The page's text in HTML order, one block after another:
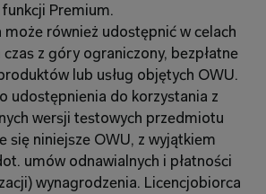
Premium.
może również udostępnić w celach
z góry ograniczony, bezpłatne
lub usług objętych OWU.
udostępnienia do korzystania z
wersji testowych przedmiotu
się niniejsze OWU, z wyjątkiem
umów odnawialnych i płatności
wynagrodzenia. Licencjobiorca